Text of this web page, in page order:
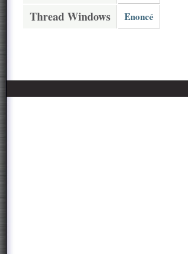
Thread Windows Enoncé